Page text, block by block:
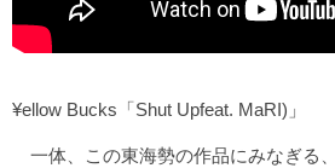
¥ellow Bucks「Shut Upfeat. MaRI)」
一体、この東海勢の作品にみなぎる